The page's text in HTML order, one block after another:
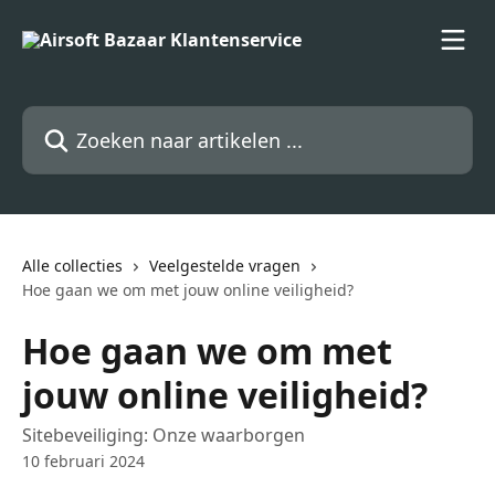
Zoeken naar artikelen ...
Alle collecties
Veelgestelde vragen
Hoe gaan we om met jouw online veiligheid?
Hoe gaan we om met
jouw online veiligheid?
Sitebeveiliging: Onze waarborgen
10 februari 2024